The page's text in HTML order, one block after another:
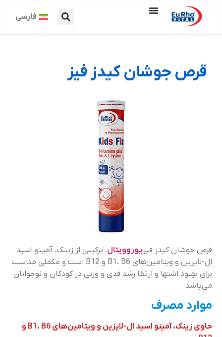
فارسی
قرص جوشان کیدز فیز
قرص جوشان کیدز فیز یوروویتال، ترکیبی از زینک، آمینو اسید
ال-لایزین و ویتامین‌های B1، B6 و B12 است و مکملی مناسب
برای بهبود اشتها و ارتقا رشد قدی و وزنی در کودکان و نوجوانان
می‌باشد.
موارد مصرف
حاوی زینک، آمینو اسید ال-لایزین و ویتامین‌های B1، B6 و